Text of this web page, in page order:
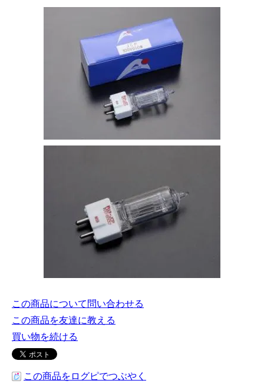
この商品について問い合わせる
この商品を友達に教える
買い物を続ける
この商品をログピでつぶやく